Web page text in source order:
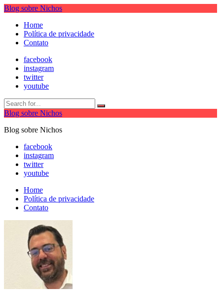
Blog sobre Nichos
Home
Política de privacidade
Contato
facebook
instagram
twitter
youtube
Blog sobre Nichos
Blog sobre Nichos
facebook
instagram
twitter
youtube
Home
Política de privacidade
Contato